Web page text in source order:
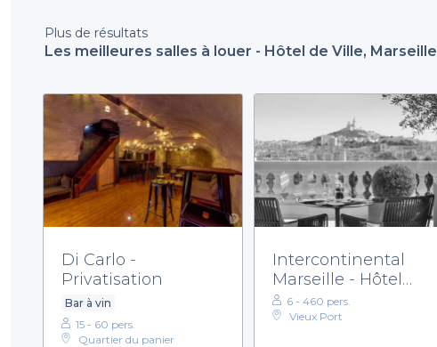
Plus de résultats
Les meilleures salles à louer - Hôtel de Ville, Marseille
Di Carlo -
Privatisation
Bar à vin
15 - 60 pers.
Quartier du panier
Intercontinental
Marseille - Hôtel
Dieu
6 - 460 pers.
Vieux Port